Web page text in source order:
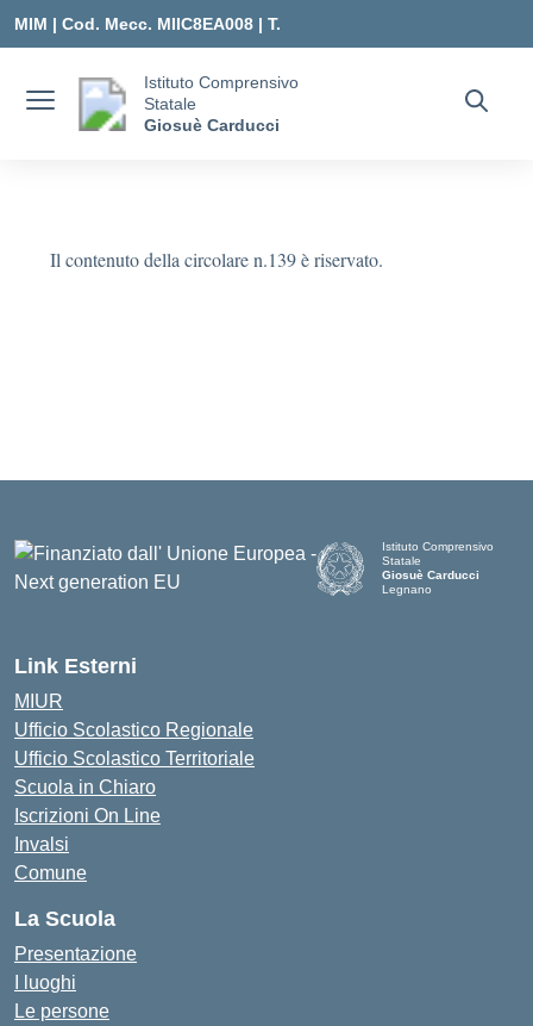
MIM | Cod. Mecc. MIIC8EA008 | T.
MIIC8EA008@ISTRUZIONE.IT
Istituto Comprensivo
Statale
Giosuè Carducci
Il contenuto della circolare n.139 è riservato.
Istituto Comprensivo
Statale
Giosuè Carducci
Legnano
Link Esterni
MIUR
Ufficio Scolastico Regionale
Ufficio Scolastico Territoriale
Scuola in Chiaro
Iscrizioni On Line
Invalsi
Comune
La Scuola
Presentazione
I luoghi
Le persone